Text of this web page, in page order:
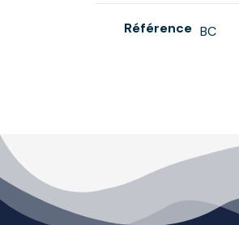
Référence BC